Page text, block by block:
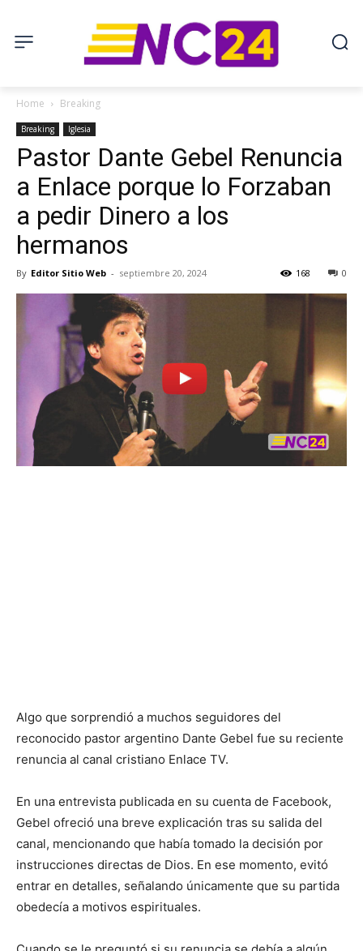
Home Breaking
Breaking Iglesia
Pastor Dante Gebel Renuncia
a Enlace porque lo Forzaban
a pedir Dinero a los
hermanos
By Editor Sitio Web - septiembre 20, 2024 0
168
Algo que sorprendió a muchos seguidores del
reconocido pastor argentino Dante Gebel fue su reciente
renuncia al canal cristiano Enlace TV.
En una entrevista publicada en su cuenta de Facebook,
Gebel ofreció una breve explicación tras su salida del
canal, mencionando que había tomado la decisión por
instrucciones directas de Dios. En ese momento, evitó
entrar en detalles, señalando únicamente que su partida
obedecía a motivos espirituales.